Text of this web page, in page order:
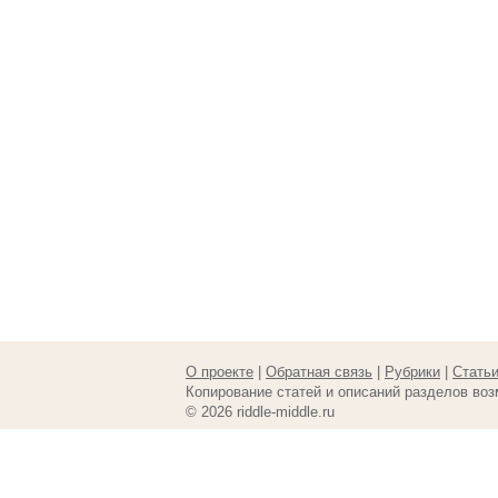
О проекте Обратная связь Рубрики
Статьи
Копирование статей и описаний разделов
© 2026 riddle-middle.ru